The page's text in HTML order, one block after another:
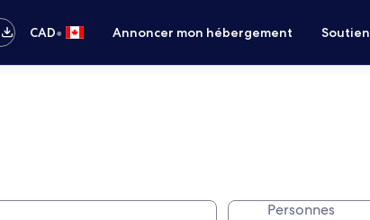
CAD• Annoncer mon hébergement Soutien
Personnes